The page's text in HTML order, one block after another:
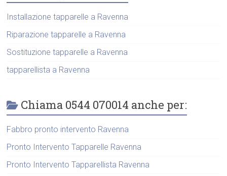
Installazione tapparelle a Ravenna
Riparazione tapparelle a Ravenna
Sostituzione tapparelle a Ravenna
tapparellista a Ravenna
Chiama 0544 070014 anche per:
Fabbro pronto intervento Ravenna
Pronto Intervento Tapparelle Ravenna
Pronto Intervento Tapparellista Ravenna